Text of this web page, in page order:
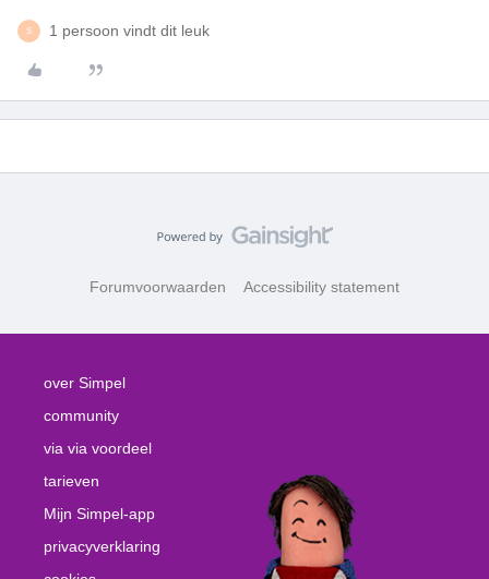
S 1 persoon vindt dit leuk
Forumvoorwaarden Accessibility statement
over Simpel
community
via via voordeel
tarieven
Mijn Simpel-app
privacyverklaring